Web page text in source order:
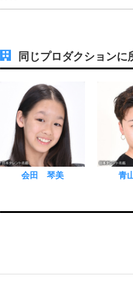
同じプロダクションに
会田 琴美 青